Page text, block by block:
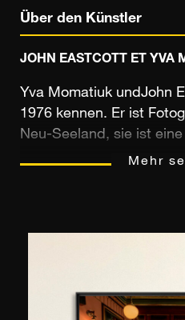
Über den Künstler
JOHN EASTCOTT ET YVA
Yva Momatiuk undJohn
1976 kennen. Er ist
Neu-Seeland, sie ist
und Designerin und hat
entlegensten Orte, um
Mehr